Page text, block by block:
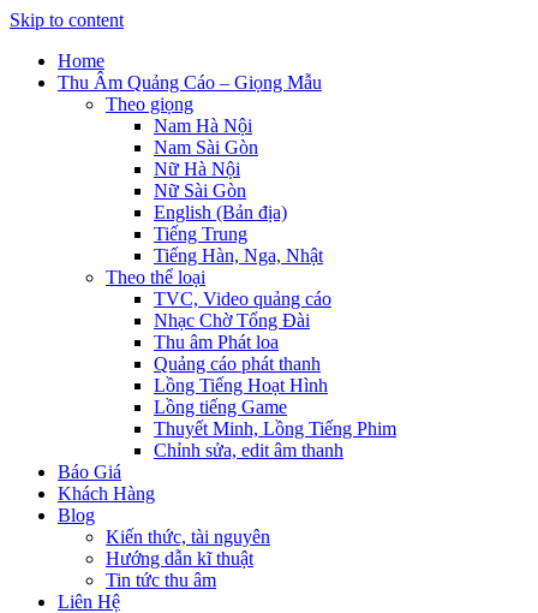
Skip to content
Home
Thu Âm Quảng Cáo – Giọng Mẫu
Theo giọng
Nam Hà Nội
Nam Sài Gòn
Nữ Hà Nội
Nữ Sài Gòn
English (Bản địa)
Tiếng Trung
Tiếng Hàn, Nga, Nhật
Theo thể loại
TVC, Video quảng cáo
Nhạc Chờ Tổng Đài
Thu âm Phát loa
Quảng cáo phát thanh
Lồng Tiếng Hoạt Hình
Lồng tiếng Game
Thuyết Minh, Lồng Tiếng Phim
Chỉnh sửa, edit âm thanh
Báo Giá
Khách Hàng
Blog
Kiến thức, tài nguyên
Hướng dẫn kĩ thuật
Tin tức thu âm
Liên Hệ